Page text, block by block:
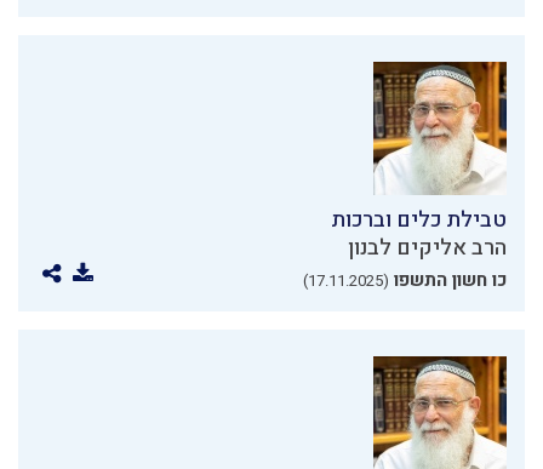
טבילת כלים וברכות
הרב אליקים לבנון
כו חשון התשפו (17.11.2025)